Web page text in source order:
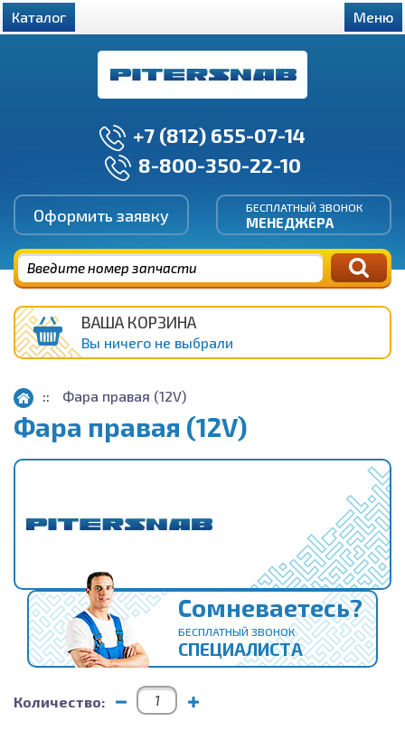
+7 (812) 655-07-14
8-800-350-22-10
Оформить заявку БЕСПЛАТНЫЙ ЗВОНОК
МЕНЕДЖЕРА
Каталог Меню
ВАША КОРЗИНА
Вы ничего не выбрали
Фара правая (12V)
Фара правая (12V)
Сомневаетесь?
БЕСПЛАТНЫЙ ЗВОНОК
СПЕЦИАЛИСТА
Количество: